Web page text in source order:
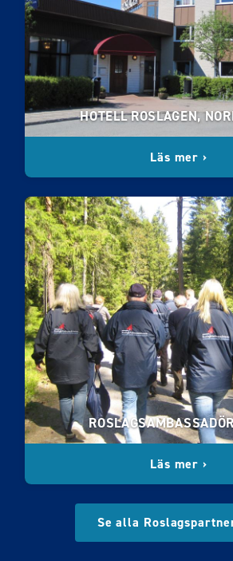
HOTELL ROSLAGEN,
Läs mer ›
Läs mer ›
Se alla